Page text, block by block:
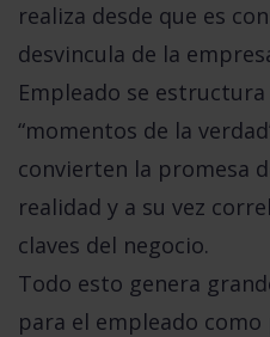
realiza desde que es
desvincula de la
Empleado se
“momentos de la
convierten la promesa
realidad y a su vez
claves del negocio.
Todo esto genera
para el empleado